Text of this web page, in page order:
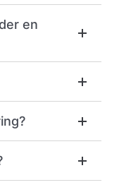
en